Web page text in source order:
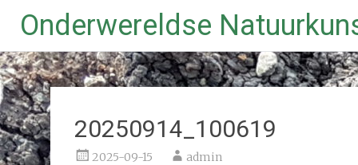
Ga
naar
de
inhoud
Onderwereldse
20250914_100619
2025-09-15 admin